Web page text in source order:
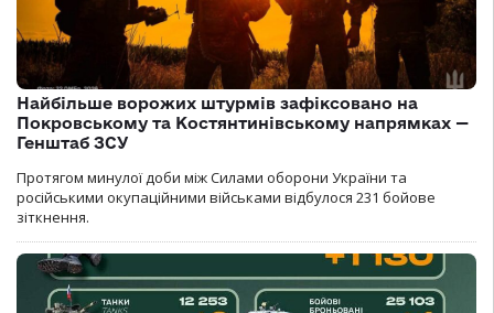
Найбільше ворожих штурмів зафіксовано на
Покровському та Костянтинівському напрямках —
Генштаб ЗСУ
Протягом минулої доби між Силами оборони України та
російськими окупаційними військами відбулося 231 бойове
зіткнення.